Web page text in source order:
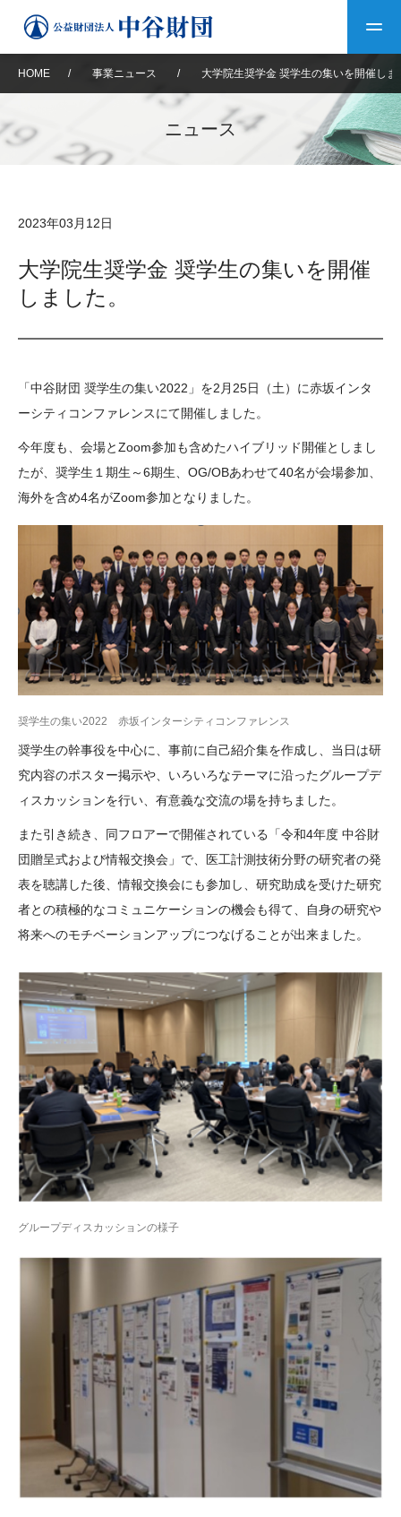
トップ
設立趣意書 財団概要
沿革
中谷財団40年史
役員・評議員 公開情報
年報一覧 中谷財団レポート
中谷財団事業紹介 中谷賞
神戸賞
大学院生奨学金
国際学生交流プログラ
ム
科学教育振興助成・
次世代理系人材育成プ
ログラム助成
中谷財団動画紹介
基本方針
アクセス よくあるご質問
サイトマップ 中谷財団アーカイブ
日本語 English
HOME / 事業ニュース / 大学院生奨学金 奨学生の集いを開催しま
ニュース
2023年03月12日
大学院生奨学金 奨学生の集いを開催
しました。
「中谷財団 奨学生の集い2022」を2月25日（土）に赤坂インタ
ーシティコンファレンスにて開催しました。
今年度も、会場とZoom参加も含めたハイブリッド開催としまし
たが、奨学生１期生～6期生、OG/OBあわせて40名が会場参加、
海外を含め4名がZoom参加となりました。
奨学生の集い2022 赤坂インターシティコンファレンス
奨学生の幹事役を中心に、事前に自己紹介集を作成し、当日は研
究内容のポスター掲示や、いろいろなテーマに沿ったグループデ
ィスカッションを行い、有意義な交流の場を持ちました。
また引き続き、同フロアーで開催されている「令和4年度 中谷財
団贈呈式および情報交換会」で、医工計測技術分野の研究者の発
表を聴講した後、情報交換会にも参加し、研究助成を受けた研究
者との積極的なコミュニケーションの機会も得て、自身の研究や
将来へのモチベーションアップにつなげることが出来ました。
グループディスカッションの様子